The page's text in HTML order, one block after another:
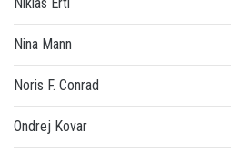
Nina Mann
Noris F. Conrad
Ondrej Kovar